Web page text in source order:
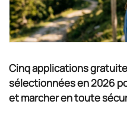
Cinq applications
sélectionnées en 2026
et marcher en toute